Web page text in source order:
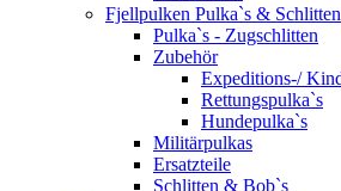
Fjellpulken Pulka`s & Schlitten
Pulka`s - Zugschlitten
Zubehör
Expeditions-/
Rettungspulka`s
Hundepulka`s
Militärpulkas
Ersatzteile
Schlitten & Bob`s